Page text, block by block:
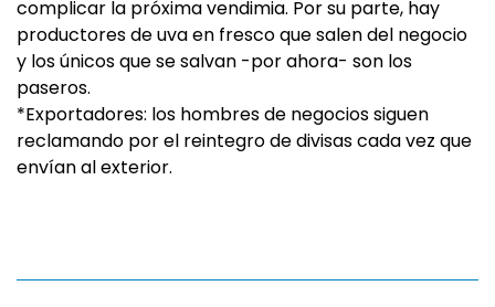
complicar la próxima vendimia. Por su parte, hay
productores de uva en fresco que salen del negocio
y los únicos que se salvan -por ahora- son los
paseros.
*Exportadores: los hombres de negocios siguen
reclamando por el reintegro de divisas cada vez que
envían al exterior.